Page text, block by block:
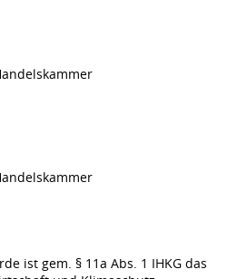
ist gem. § 11a Abs. 1 IHKG das